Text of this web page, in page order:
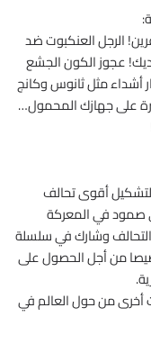
الرجل العنكبوت ضد
عجوز الكون الجشع
أشداء مثل ثانوس وكانج
على جهازك المحمول…
لتشكيل أقوى تحالف
صمود في المعركة
التحالف وشارك في سلسلة
من أجل الحصول على
أخرى من حول العالم في